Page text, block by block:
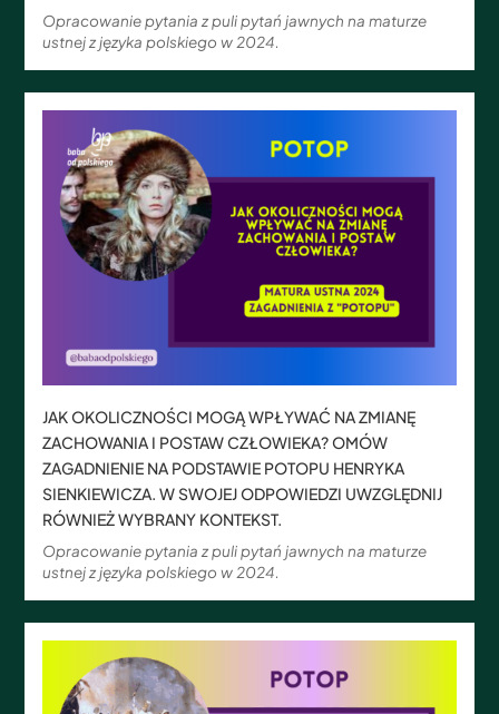
Opracowanie pytania z puli pytań jawnych na maturze
ustnej z języka polskiego w 2024.
JAK OKOLICZNOŚCI MOGĄ WPŁYWAĆ NA ZMIANĘ
ZACHOWANIA I POSTAW CZŁOWIEKA? OMÓW
ZAGADNIENIE NA PODSTAWIE POTOPU HENRYKA
SIENKIEWICZA. W SWOJEJ ODPOWIEDZI UWZGLĘDNIJ
RÓWNIEŻ WYBRANY KONTEKST.
Opracowanie pytania z puli pytań jawnych na maturze
ustnej z języka polskiego w 2024.